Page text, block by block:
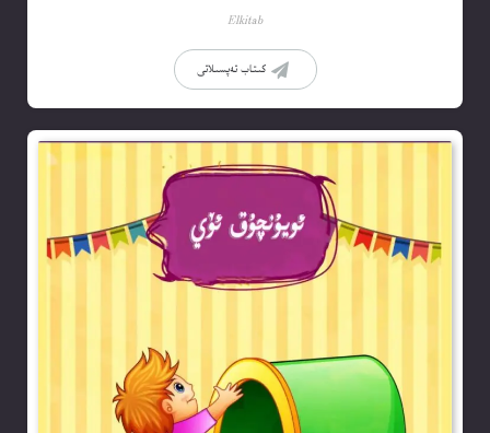
Elkitab
كىتاب تەپسىلاتى